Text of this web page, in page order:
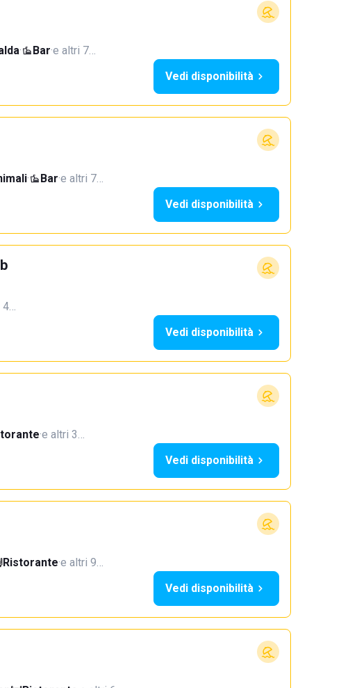
· Bar·e altri 7…
Vedi disponibilità
· Bar·e altri 7…
Vedi disponibilità
4…
Vedi disponibilità
·e altri 3…
Vedi disponibilità
Ristorante·e altri 9…
Vedi disponibilità